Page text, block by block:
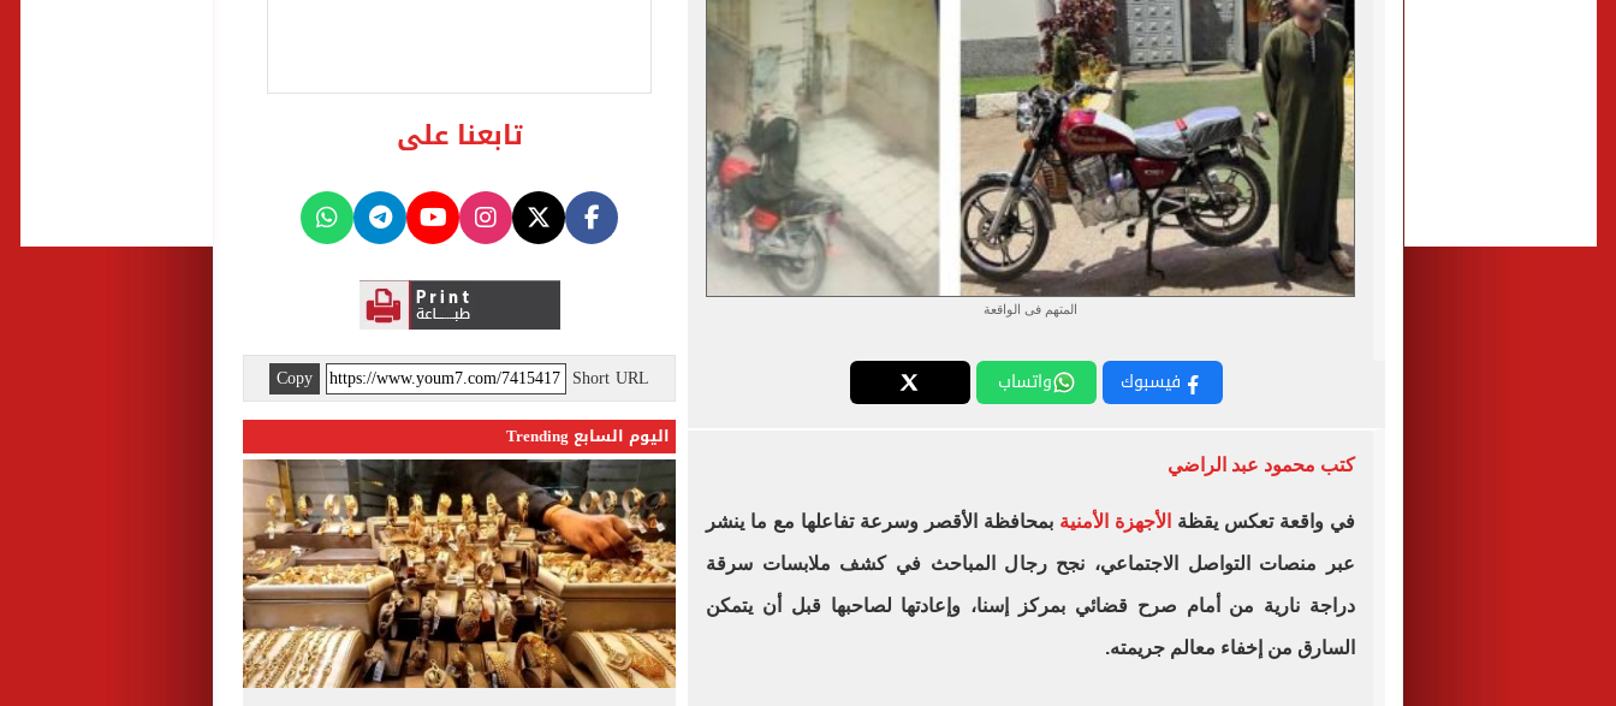
المتهم فى الواقعة
فيسبوك واتساب
كتب محمود عبد الراضي
في واقعة تعكس يقظة الأجهزة الأمنية بمحافظة الأقصر وسرعة تفاعلها مع ما ينشر
عبر منصات التواصل الاجتماعي، نجح رجال المباحث في كشف ملابسات سرقة
دراجة نارية من أمام صرح قضائي بمركز إسنا، وإعادتها لصاحبها قبل أن يتمكن
السارق من إخفاء معالم جريمته.
تابعنا على
Short URL
Copy
اليوم السابع Trending